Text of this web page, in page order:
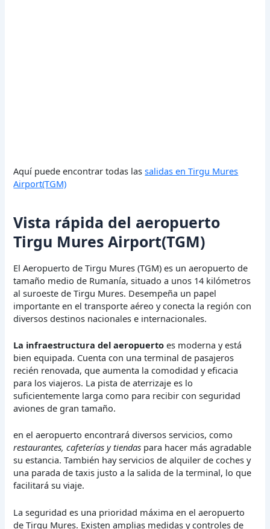
Aquí puede encontrar todas lassalidas en Tirgu Mures
Airport(TGM)
Vista rápida del aeropuerto
Tirgu Mures Airport(TGM)
El Aeropuerto de Tirgu Mures (TGM) es un aeropuerto de
tamaño medio de Rumanía, situado a unos 14 kilómetros
al suroeste de Tirgu Mures. Desempeña un papel
importante en el transporte aéreo y conecta la región con
diversos destinos nacionales e internacionales.
La infraestructura del aeropuerto es moderna y está
bien equipada. Cuenta con una terminal de pasajeros
recién renovada, que aumenta la comodidad y eficacia
para los viajeros. La pista de aterrizaje es lo
suficientemente larga como para recibir con seguridad
aviones de gran tamaño.
en el aeropuerto encontrará diversos servicios, como
restaurantes, cafeterías y tiendas para hacer más agradable
su estancia. También hay servicios de alquiler de coches y
una parada de taxis justo a la salida de la terminal, lo que
facilitará su viaje.
La seguridad es una prioridad máxima en el aeropuerto
de Tirgu Mures. Existen amplias medidas y controles de